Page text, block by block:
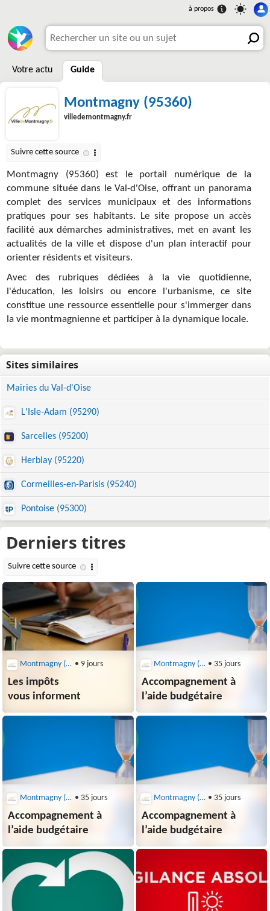
Votre actu Guide
Montmagny (95360)
villedemontmagny.fr
Montmagny (95360) est le portail numérique de la
commune située dans le Val-d'Oise, offrant un panorama
complet des services municipaux et des informations
pratiques pour ses habitants. Le site propose un accès
facilité aux démarches administratives, met en avant les
actualités de la ville et dispose d'un plan interactif pour
orienter résidents et visiteurs.
Avec des rubriques dédiées à la vie quotidienne,
l'éducation, les loisirs ou encore l'urbanisme, ce site
constitue une ressource essentielle pour s'immerger dans
la vie montmagnienne et participer à la dynamique locale.
Mairies du Val-d'Oise
L'Isle-Adam (95290)
Sarcelles (95200)
Herblay (95220)
Cormeilles-en-Parisis (95240)
Pontoise (95300)
Montmagny (95360) • 9 jours
Les impôts
vous informent
Montmagny (95360) • 35 jours
Accompagnement à
l’aide budgétaire
Montmagny (95360) • 35 jours
Accompagnement à
l’aide budgétaire
Montmagny (95360) • 35 jours
Accompagnement à
l’aide budgétaire